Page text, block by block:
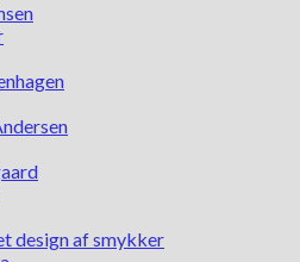
design af smykker